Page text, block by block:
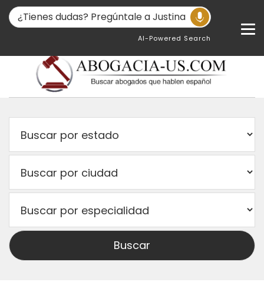
AI-Powered Search